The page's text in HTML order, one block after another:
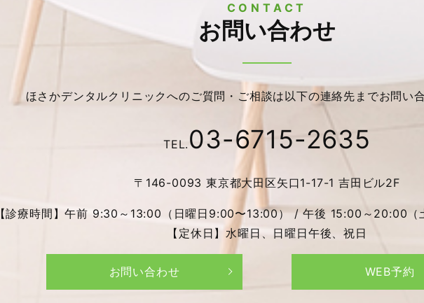
CONTACT
お問い合わせ
ほさかデンタルクリニックへのご質問・ご相談は以下の連絡先までお問い
TEL. 03-6715-2635
〒146-0093 東京都大田区矢口1-17-1 吉田ビル2F
【診療時間】午前 9:30～13:00（日曜日9:00〜13:00） / 午後 15:00～20:00（
【定休日】水曜日、日曜日午後、祝日
お問い合わせ WEB予約